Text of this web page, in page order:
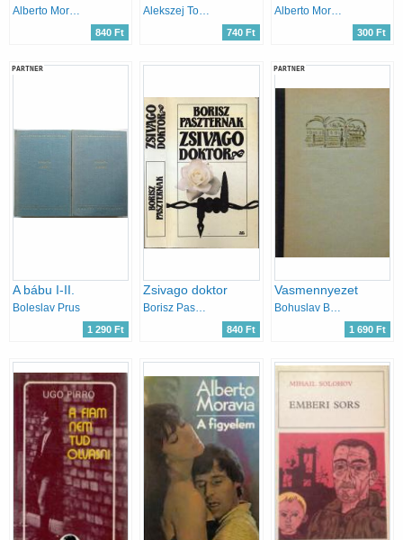
Alberto Moravia
840 Ft
Alekszej Tolsztoj
740 Ft
Alberto Moravia
300 Ft
PARTNER
A bábu I-II.
Boleslav Prus
1 290 Ft
Zsivago doktor
Borisz Paszternak
840 Ft
PARTNER
Vasmennyezet
Bohuslav Brezovsky
1 690 Ft